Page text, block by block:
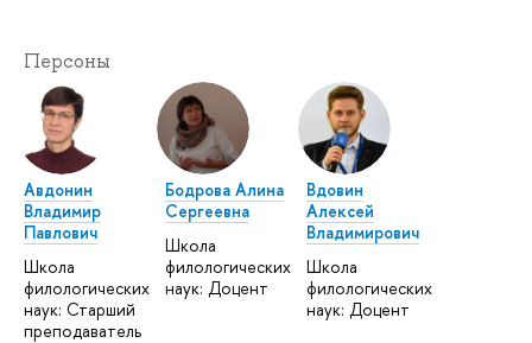
Персоны
Авдонин
Владимир
Павлович
Школа
филологических
наук: Старший
преподаватель
Бодрова Алина
Сергеевна
Школа
филологических
наук: Доцент
Вдовин
Алексей
Владимирович
Школа
филологических
наук: Доцент